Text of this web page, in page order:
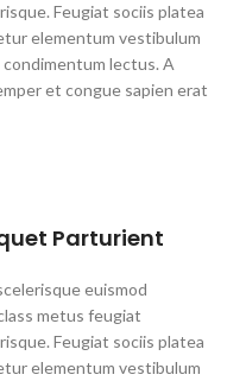
Feugiat sociis platea
elementum vestibulum
lectus. A
et congue sapien erat
Parturient
euismod
metus feugiat
Feugiat sociis platea
elementum vestibulum